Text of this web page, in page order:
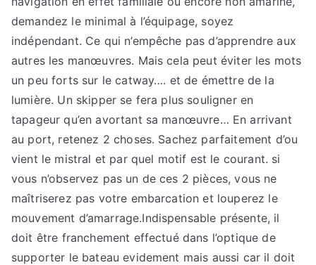
demandez le minimal à l’équipage, soyez
indépendant. Ce qui n’empêche pas d’apprendre aux
autres les manœuvres. Mais cela peut éviter les mots
un peu forts sur le catway…. et de émettre de la
lumière. Un skipper se fera plus souligner en
tapageur qu’en avortant sa manœuvre… En arrivant
au port, retenez 2 choses. Sachez parfaitement d’ou
vient le mistral et par quel motif est le courant. si
vous n’observez pas un de ces 2 pièces, vous ne
maîtriserez pas votre embarcation et louperez le
mouvement d’amarrage.Indispensable présente, il
doit être franchement effectué dans l’optique de
supporter le bateau evidement mais aussi car il doit